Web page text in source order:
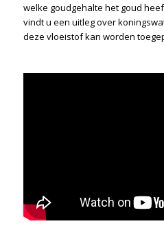
welke goudgehalte het goud
vindt u een uitleg over
deze vloeistof kan worden